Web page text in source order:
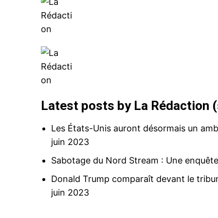
31 May 2017
Latest posts by La Rédaction (
Les États-Unis auront désormais un
juin 2023
Sabotage du Nord Stream : Une
Donald Trump comparaît devant le
juin 2023